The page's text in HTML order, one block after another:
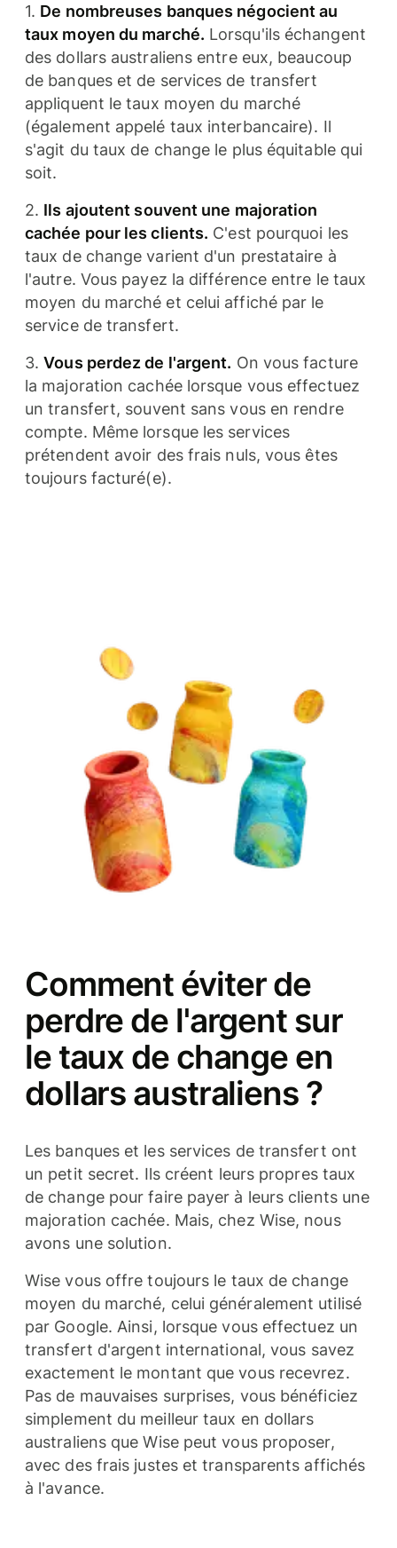
1. De nombreuses banques négocient au
taux moyen du marché. Lorsqu'ils échangent
des dollars australiens entre eux, beaucoup
de banques et de services de transfert
appliquent le taux moyen du marché
(également appelé taux interbancaire). Il
s'agit du taux de change le plus équitable qui
soit.
2. Ils ajoutent souvent une majoration
cachée pour les clients. C'est pourquoi les
taux de change varient d'un prestataire à
l'autre. Vous payez la différence entre le taux
moyen du marché et celui affiché par le
service de transfert.
3.Vous perdez de l'argent. On vous facture
la majoration cachée lorsque vous effectuez
un transfert, souvent sans vous en rendre
compte. Même lorsque les services
prétendent avoir des frais nuls, vous êtes
toujours facturé(e).
Comment éviter de
perdre de l'argent sur
le taux de change en
dollars australiens ?
Les banques et les services de transfert ont
un petit secret. Ils créent leurs propres taux
de change pour faire payer à leurs clients une
majoration cachée. Mais, chez Wise, nous
avons une solution.
Wise vous offre toujours le taux de change
moyen du marché, celui généralement utilisé
par Google. Ainsi, lorsque vous effectuez un
transfert d'argent international, vous savez
exactement le montant que vous recevrez.
Pas de mauvaises surprises, vous bénéficiez
simplement du meilleur taux en dollars
australiens que Wise peut vous proposer,
avec des frais justes et transparents affichés
à l'avance.